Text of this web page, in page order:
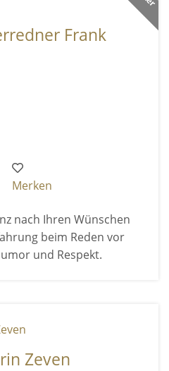
Frank
Merken
nach Ihren Wünschen
beim Reden vor
und Respekt.
Zeven